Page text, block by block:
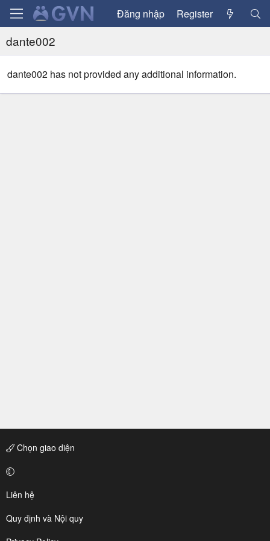
Đăng nhập Register
dante002
dante002 has not provided any additional information.
Chọn giao diện
Liên hệ
Quy định và Nội quy